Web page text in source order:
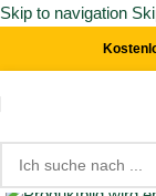
Skip to navigation
Start/ Theologie
Click to